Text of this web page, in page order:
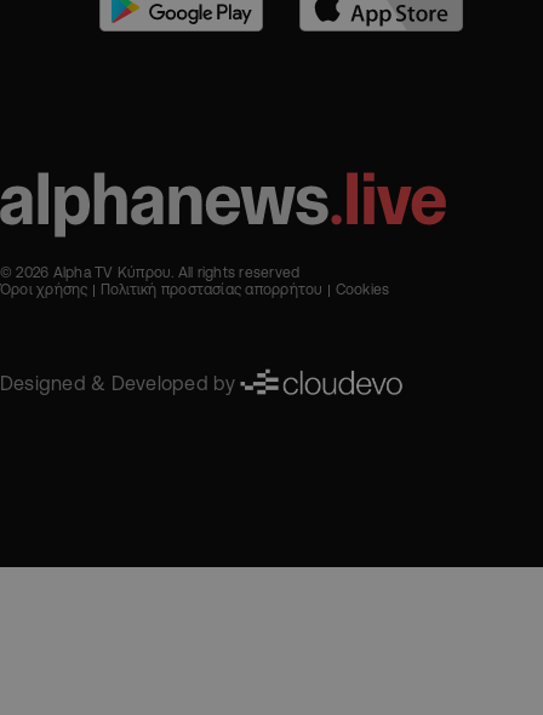
© 2026 Alpha TV Κύπρου. All rights reserved
Όροι χρήσης
Πολιτική προστασίας απορρήτου Cookies
Designed & Developed by